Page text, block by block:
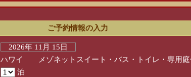
ご予約情報の入力
2026年 11月 15日
ハワイ メゾネットスイート・バス・トイレ・専用庭
泊